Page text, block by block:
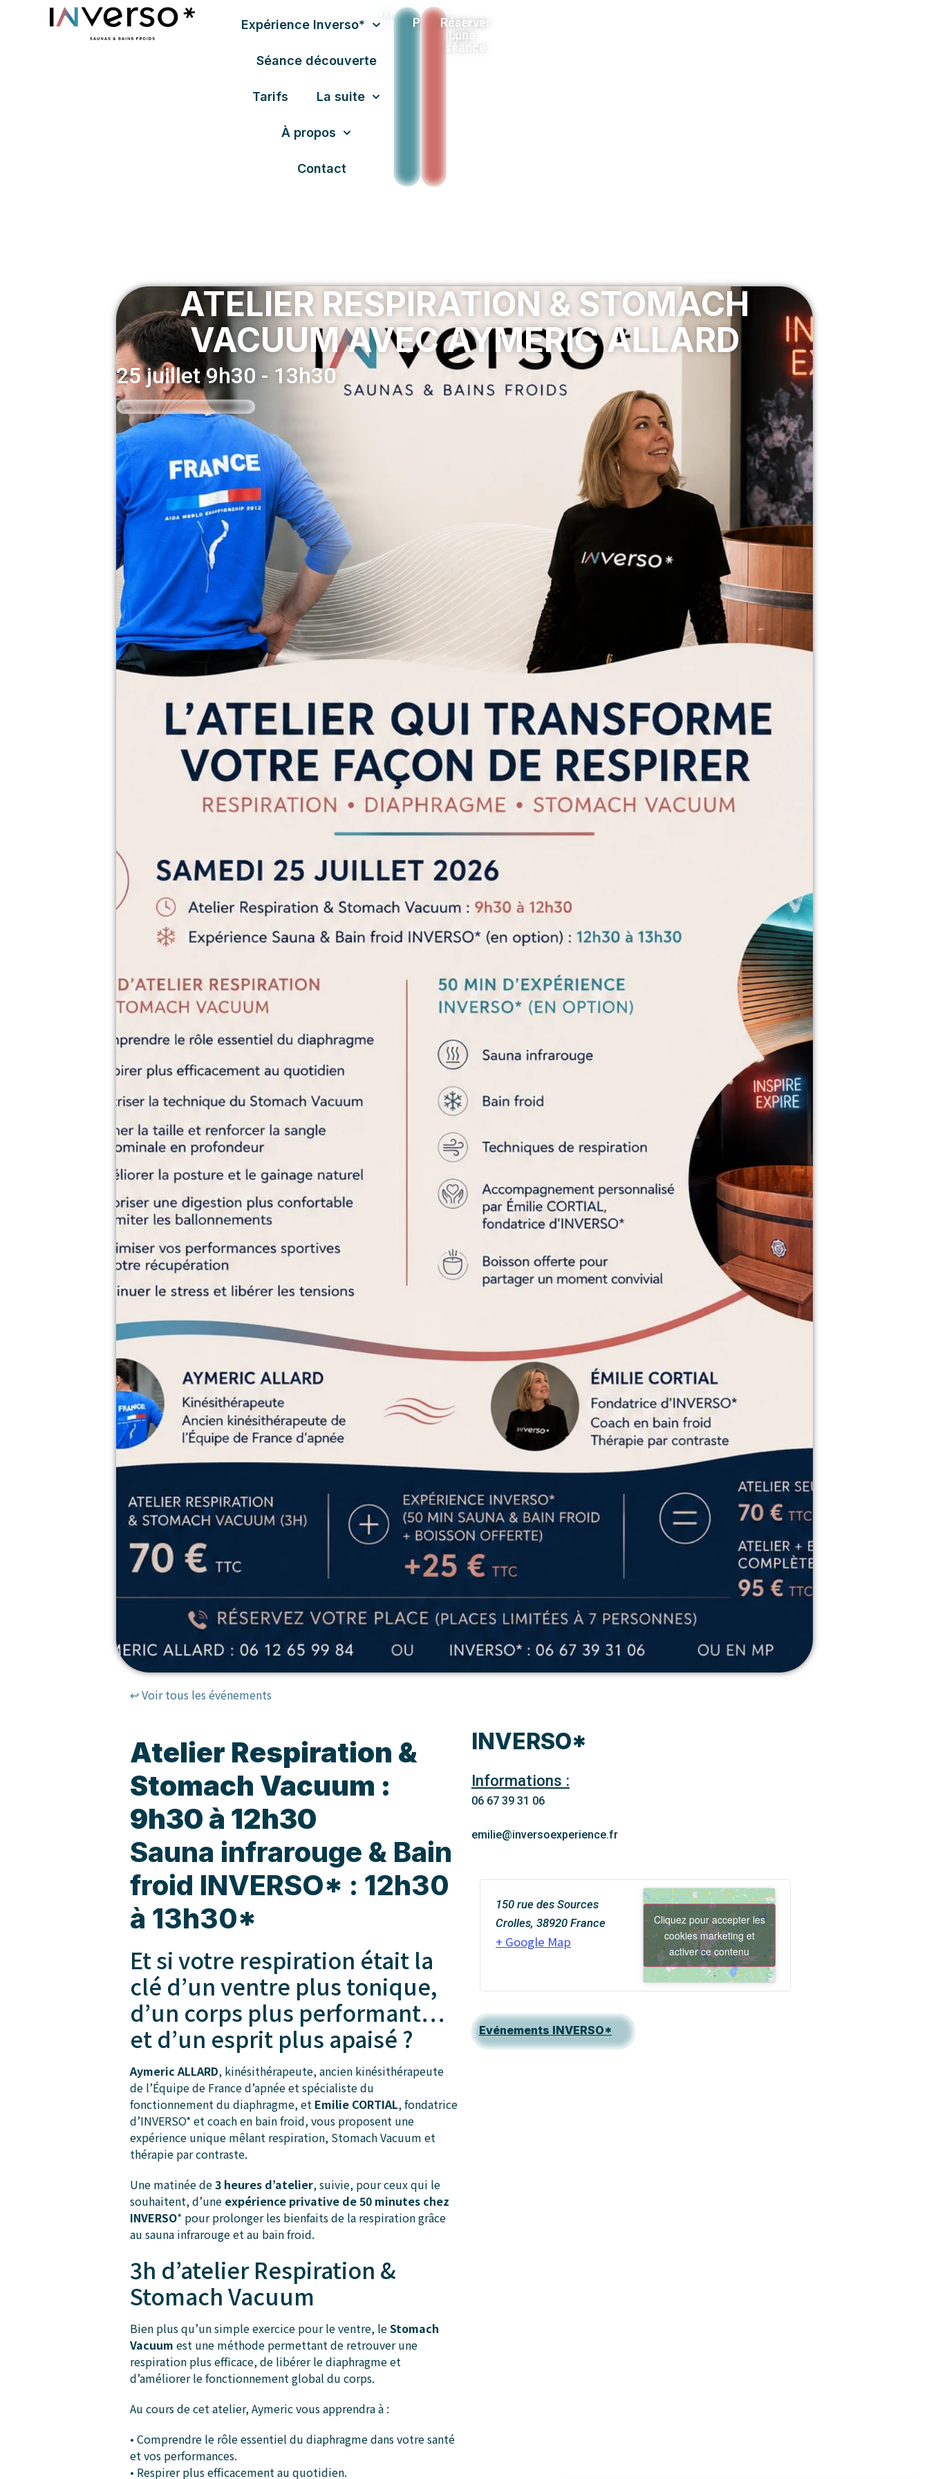
Mon compte
Expérience Inverso*
Séance découverte
Tarifs La suite
À propos
Contact
Privatisation
Groupe
Réserver
une
séance
ATELIER RESPIRATION & STOMACH
VACUUM AVEC AYMERIC ALLARD
25 juillet 9h30 - 13h30
↩ Voir tous les événements
Atelier Respiration &
Stomach Vacuum :
9h30 à 12h30
Sauna infrarouge & Bain
froid INVERSO* : 12h30
à 13h30*
Et si votre respiration était la
clé d’un ventre plus tonique,
d’un corps plus performant…
et d’un esprit plus apaisé ?
Aymeric ALLARD, kinésithérapeute, ancien kinésithérapeute
de l’Équipe de France d’apnée et spécialiste du
fonctionnement du diaphragme, et Emilie CORTIAL, fondatrice
d’INVERSO* et coach en bain froid, vous proposent une
expérience unique mêlant respiration, Stomach Vacuum et
thérapie par contraste.
Une matinée de3 heures d’atelier, suivie, pour ceux qui le
souhaitent, d’une expérience privative de 50 minutes chez
INVERSO* pour prolonger les bienfaits de la respiration grâce
au sauna infrarouge et au bain froid.
3h d’atelier Respiration &
Stomach Vacuum
Bien plus qu’un simple exercice pour le ventre, leStomach
Vacuum est une méthode permettant de retrouver une
respiration plus efficace, de libérer le diaphragme et
d’améliorer le fonctionnement global du corps.
Au cours de cet atelier, Aymeric vous apprendra à :
• Comprendre le rôle essentiel du diaphragme dans votre santé
et vos performances.
• Respirer plus efficacement au quotidien.
INVERSO*
Informations :
06 67 39 31 06
emilie@inversoexperience.fr
150 rue des Sources
Crolles, 38920 France
+ Google Map
Cliquez pour accepter les
cookies marketing et
activer ce contenu
Evénements INVERSO*